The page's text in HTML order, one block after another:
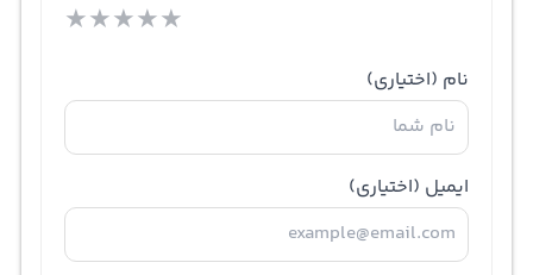
★★★★★
نام (اختیاری)
ایمیل (اختیاری)